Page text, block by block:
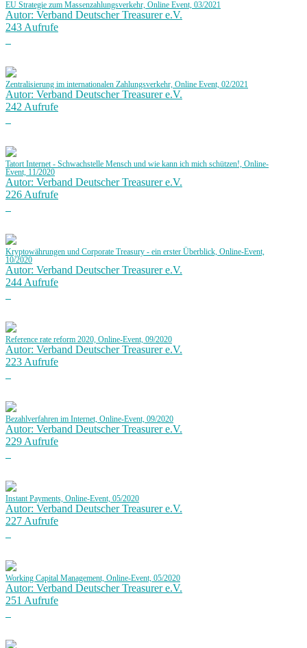
EU Strategie zum Massenzahlungsverkehr, Online Event, 03/2021
Autor: Verband Deutscher Treasurer e.V.
243 Aufrufe
Zentralisierung im internationalen Zahlungsverkehr, Online Event, 02/2021
Autor: Verband Deutscher Treasurer e.V.
242 Aufrufe
Tatort Internet - Schwachstelle Mensch und wie kann ich mich schützen!, Online-
Event, 11/2020
Autor: Verband Deutscher Treasurer e.V.
226 Aufrufe
Kryptowährungen und Corporate Treasury - ein erster Überblick, Online-Event,
10/2020
Autor: Verband Deutscher Treasurer e.V.
244 Aufrufe
Reference rate reform 2020, Online-Event, 09/2020
Autor: Verband Deutscher Treasurer e.V.
223 Aufrufe
Bezahlverfahren im Internet, Online-Event, 09/2020
Autor: Verband Deutscher Treasurer e.V.
229 Aufrufe
Instant Payments, Online-Event, 05/2020
Autor: Verband Deutscher Treasurer e.V.
227 Aufrufe
Working Capital Management, Online-Event, 05/2020
Autor: Verband Deutscher Treasurer e.V.
251 Aufrufe